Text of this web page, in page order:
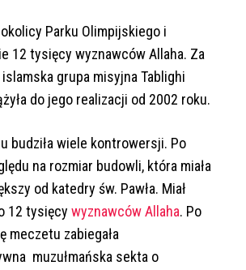
Parku Olimpijskiego i
12 tysięcy wyznawców Allaha. Za
grupa misyjna Tablighi
do jego realizacji od 2002 roku.
budziła wiele kontrowersji. Po
na rozmiar budowli, która miała
od katedry św. Pawła. Miał
12 tysięcy wyznawców Allaha. Po
meczetu zabiegała
muzułmańska sekta o